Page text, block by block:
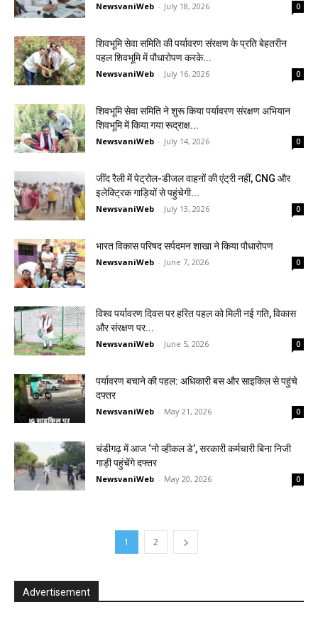
NewsvaniWeb - July 18, 2026 0
शिवभूमि सेवा समिति की पर्यावरण संरक्षण के प्रति बेहतरीन
पहल शिवभूमि में पौधारोपण करके...
NewsvaniWeb - July 16, 2026 0
शिवभूमि सेवा समिति ने शुरू किया पर्यावरण संरक्षण अभियान
शिवभूमि में किया गया रूद्राक्ष...
NewsvaniWeb - July 14, 2026 0
जींद रैली में पेट्रोल-डीजल वाहनों की एंट्री नहीं, CNG और
इलेक्ट्रिक गाड़ियों से पहुंचेगी...
NewsvaniWeb - July 13, 2026 0
भारत विकास परिषद सर्पदमन शाखा ने किया पौधारोपण
NewsvaniWeb - June 7, 2026 0
विश्व पर्यावरण दिवस पर हरित पहल को मिली नई गति, विकास
और संरक्षण पर...
NewsvaniWeb - June 5, 2026 0
पर्यावरण बचाने की पहल: अधिकारी बस और साइकिल से पहुंचे
दफ्तर
NewsvaniWeb - May 21, 2026 0
चंडीगढ़ में आज ‘नो व्हीकल डे’, सरकारी कर्मचारी बिना निजी
गाड़ी पहुंचेंगे दफ्तर
NewsvaniWeb - May 20, 2026 0
1 2
Advertisement